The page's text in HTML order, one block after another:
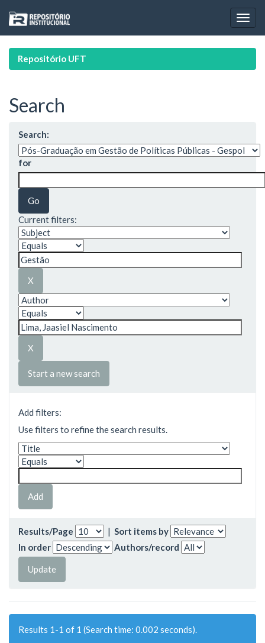
navigation
Repositório UFT
Search
Search:
for
Current filters:
Start a new search
Add filters:
Use filters to refine the search results.
Results/Page | Sort items by
In order
Authors/record
Results 1-1 of 1 (Search time: 0.002 seconds).